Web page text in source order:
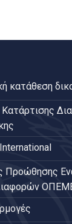
κατάθεση
Κατάρτισης
Προώθησης